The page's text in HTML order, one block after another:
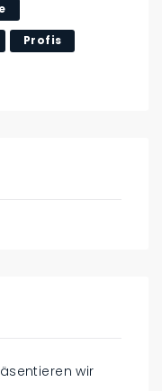
Profis
wir